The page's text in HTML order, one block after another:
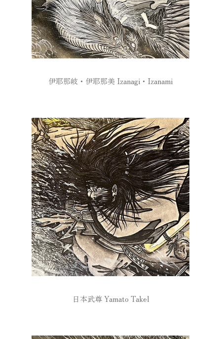
伊耶那岐・伊耶那美 Izanagi・Izanami
日本武尊 Yamato Takel